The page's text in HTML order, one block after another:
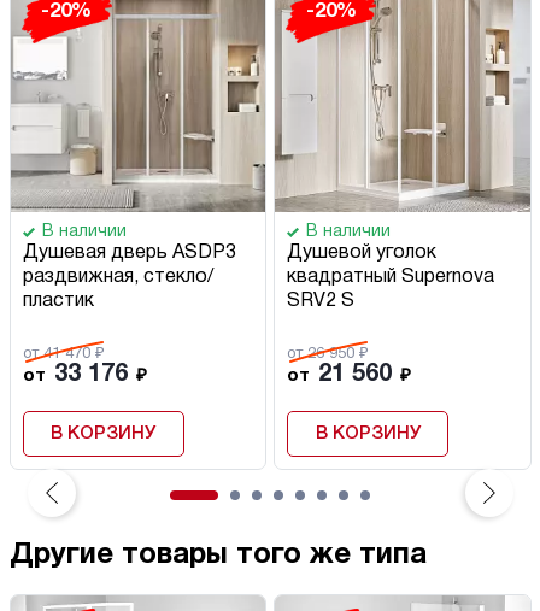
-20%
В наличии
Душевая дверь ASDP3
раздвижная, стекло/
пластик
от 41 470 ₽
от 33 176 ₽
В КОРЗИНУ
-20%
В наличии
Душевой уголок
квадратный Supernova
SRV2 S
от 26 950 ₽
от 21 560 ₽
В КОРЗИНУ
Другие товары того же типа